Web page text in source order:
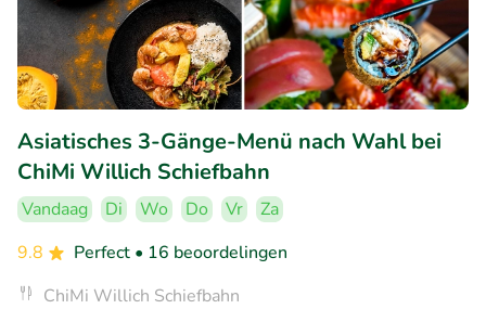
Asiatisches 3-Gänge-Menü nach Wahl bei
ChiMi Willich Schiefbahn
Vandaag Di Wo Do Vr
Za
9.8
Perfect • 16 beoordelingen
ChiMi Willich Schiefbahn